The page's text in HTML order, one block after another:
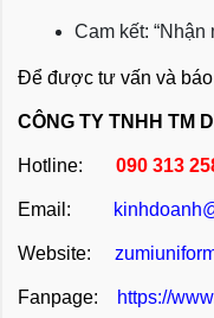
Cam kết:
Để được tư vấn và
CÔNG TY TNHH TM
Hotline: 090 313
Email:
Website:
Fanpage: https://